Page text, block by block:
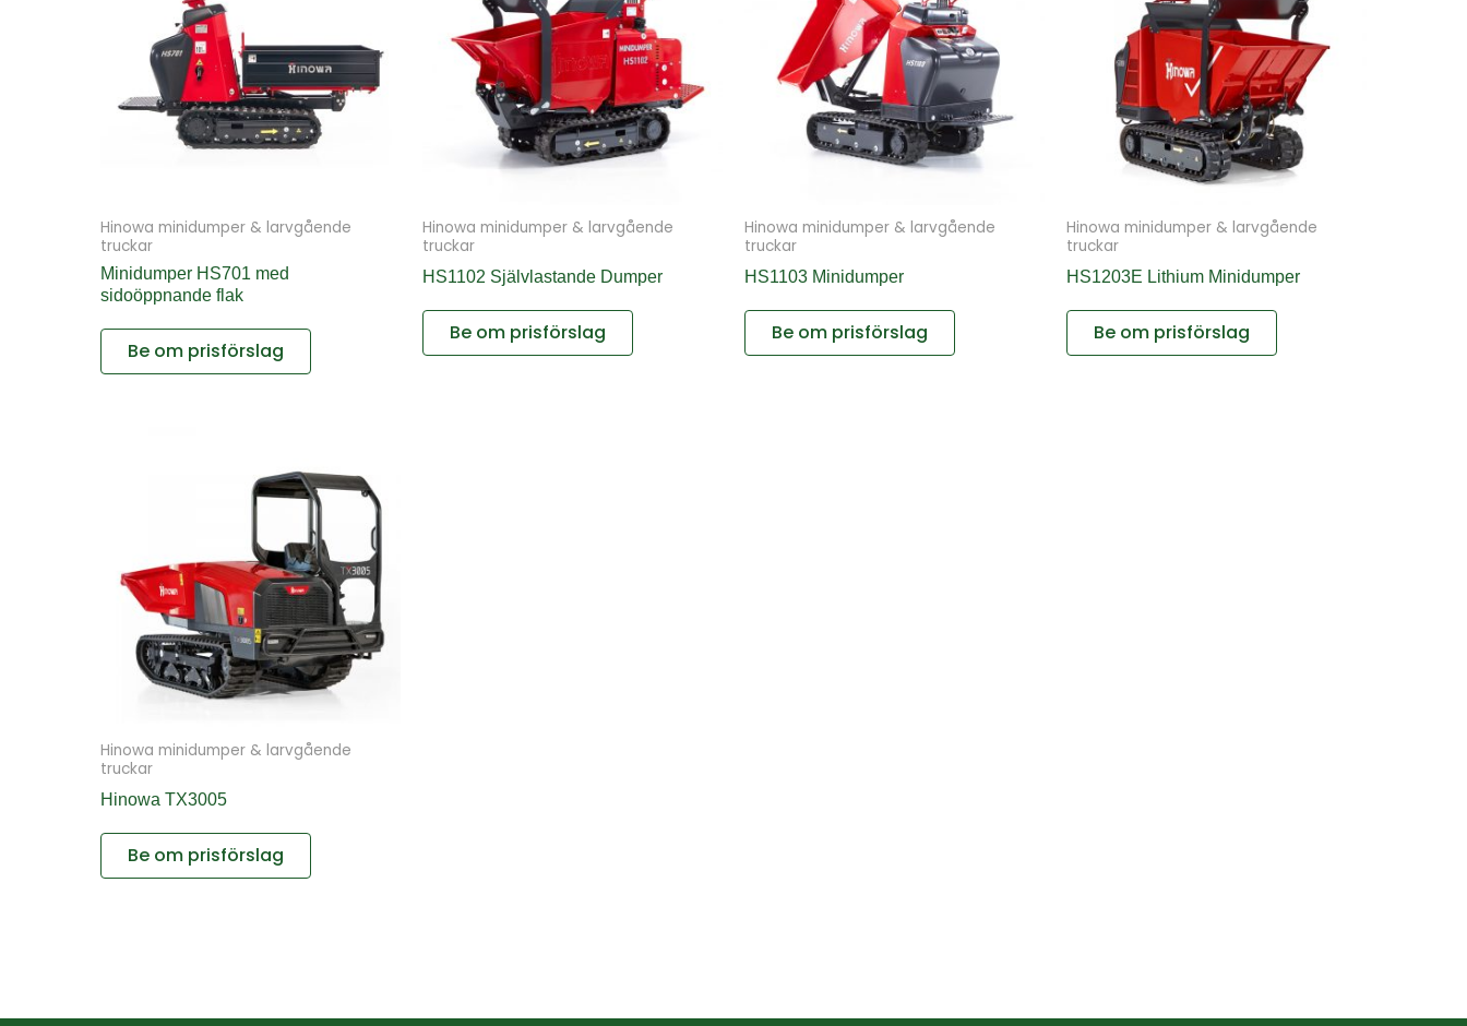
Hinowa minidumper & larvgående
truckar
Minidumper HS701 med
sidoöppnande flak
Be om prisförslag
Hinowa minidumper & larvgående
truckar
HS1102 Självlastande Dumper
Be om prisförslag
Hinowa minidumper & larvgående
truckar
HS1103 Minidumper
Be om prisförslag
Hinowa minidumper & larvgående
truckar
HS1203E Lithium Minidumper
Be om prisförslag
Hinowa minidumper & larvgående
truckar
Hinowa TX3005
Be om prisförslag